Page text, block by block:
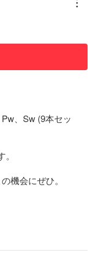
、Sw (9本セッ
機会にぜひ。